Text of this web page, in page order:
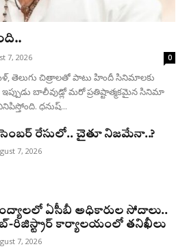
7, 2026 0
తెలుగు చిత్రాలతో పాటు హిందీ సినిమాలకు
బాలీవుడ్లో మరో ప్రతిష్టాత్మకమైన సినిమా
ధనుష్...
రేసులో.. చైతూ నిజమేనా..?
7, 2026
ఏసీబీ అధికారుల సోదాలు..
రిజిస్ట్రార్ కార్యాలయంలో తనిఖీలు
7, 2026